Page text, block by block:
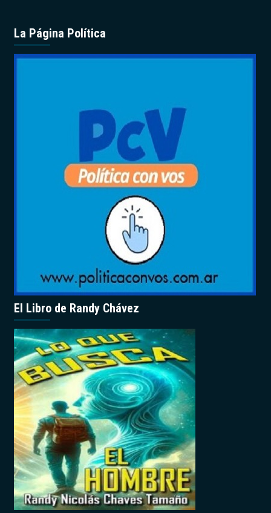
La Página Política
El Libro de Randy Chávez